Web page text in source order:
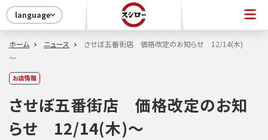
language
ホーム ニュース
させぼ五番街店 価格改定のお知らせ 12/14(木)
～
お店情報
させぼ五番街店 価格改定のお知
らせ 12/14(木)～